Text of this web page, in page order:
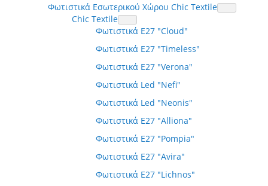
Φωτιστικά Εσωτερικού Χώρου Chic Textile
Chic Textile
Φωτιστικά E27 "Cloud"
Φωτιστικά E27 "Timeless"
Φωτιστικά E27 "Verona"
Φωτιστικά Led "Nefi"
Φωτιστικά Led "Neonis"
Φωτιστικά E27 "Alliona"
Φωτιστικά E27 "Pompia"
Φωτιστικά E27 "Avira"
Φωτιστικά E27 "Lichnos"